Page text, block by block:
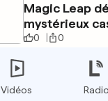
Magic Leap
mystérieux
0 0
Vidéos Radio